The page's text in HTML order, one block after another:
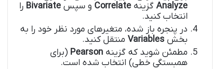
Analyze گزینه Correlate و سپس Bivariate را
انتخاب کنید.
در پنجره باز شده، متغیرهای مورد نظر خود را به
بخش Variables منتقل کنید.
مطمئن شوید که گزینه Pearson (برای
همبستگی خطی) انتخاب شده است.